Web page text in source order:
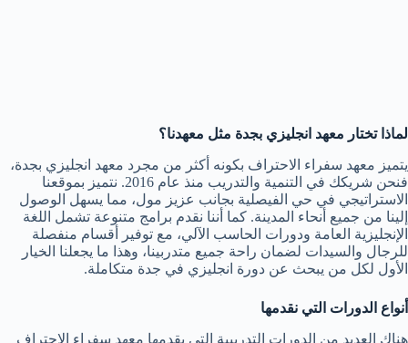
لماذا تختار معهد انجليزي بجدة مثل معهدنا؟
يتميز معهد سفراء الاحتراف بكونه أكثر من مجرد معهد انجليزي بجدة،
فنحن شريكك في التنمية والتدريب منذ عام 2016. نتميز بموقعنا
الاستراتيجي في حي الفيصلية بجانب عزيز مول، مما يسهل الوصول
إلينا من جميع أنحاء المدينة. كما أننا نقدم برامج متنوعة تشمل اللغة
الإنجليزية العامة ودورات الحاسب الآلي، مع توفير أقسام منفصلة
للرجال والسيدات لضمان راحة جميع متدربينا، وهذا ما يجعلنا الخيار
الأول لكل من يبحث عن دورة انجليزي في جدة متكاملة.
أنواع الدورات التي نقدمها
هناك العديد من الدورات التدريبية التي يقدمها معهد سفراء الاحتراف